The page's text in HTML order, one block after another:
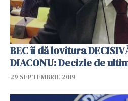
BEC îi dă lovitura
DIACONU: Decizie de
29 SEPTEMBRIE 2019